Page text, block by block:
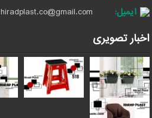
ایمیل:
hiradplast.co@gmail.com
اخبار تصویری